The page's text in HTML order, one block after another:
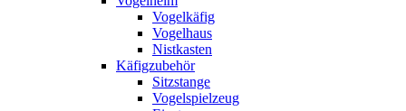
Vogelkäfig
Vogelhaus
Nistkasten
Käfigzubehör
Sitzstange
Vogelspielzeug